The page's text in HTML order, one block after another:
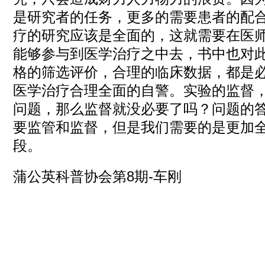
是研究者的任务，更多的需要患者的配
疗的研究应该是全面的，这就需要在医
能够参与到医学治疗之中去，书中也对
格的筛选评价，合理的临床数据，都是
医学治疗合理全面的自警。实验的监督
问题，那么监督就没必要了吗？问题的
要监管和监督，但是我们需要的是更加
段。
蒲公英科普协会第8期-车刚